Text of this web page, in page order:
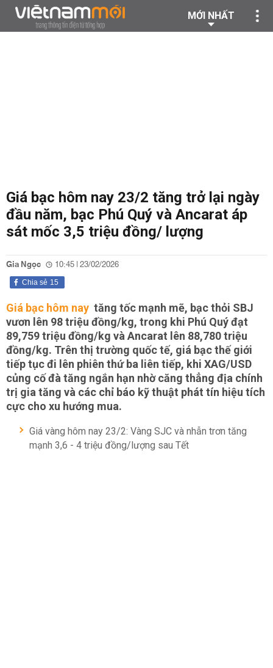
MỚI NHẤT
Giá bạc hôm nay 23/2 tăng trở lại ngày
đầu năm, bạc Phú Quý và Ancarat áp
sát mốc 3,5 triệu đồng/ lượng
Gia Ngọc 10:45 | 23/02/2026
15
Chia sẻ
Giá bạc hôm nay tăng tốc mạnh mẽ, bạc thỏi SBJ
vươn lên 98 triệu đồng/kg, trong khi Phú Quý đạt
89,759 triệu đồng/kg và Ancarat lên 88,780 triệu
đồng/kg. Trên thị trường quốc tế, giá bạc thế giới
tiếp tục đi lên phiên thứ ba liên tiếp, khi XAG/USD
củng cố đà tăng ngắn hạn nhờ căng thẳng địa chính
trị gia tăng và các chỉ báo kỹ thuật phát tín hiệu tích
cực cho xu hướng mua.
Giá vàng hôm nay 23/2: Vàng SJC và nhẫn trơn tăng
mạnh 3,6 - 4 triệu đồng/lượng sau Tết